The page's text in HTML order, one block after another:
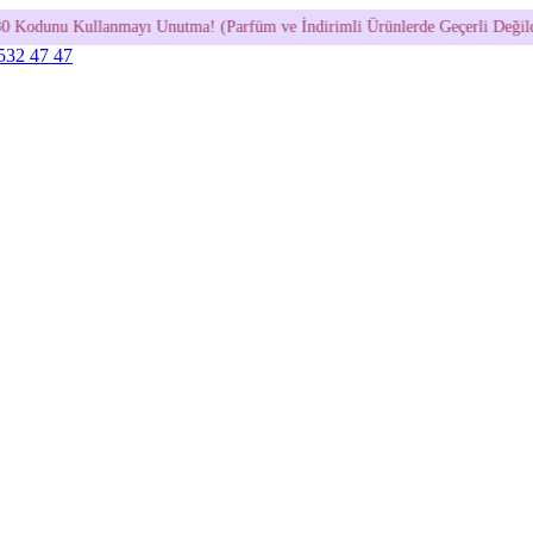
Unutma! (Parfüm ve İndirimli Ürünlerde Geçerli Değildir.) • 600
47 47